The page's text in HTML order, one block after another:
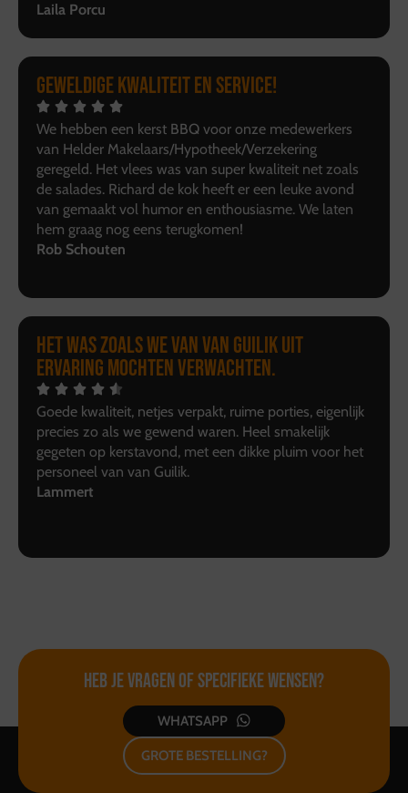
Laila Porcu
Geweldige kwaliteit en service!
We hebben een kerst BBQ voor onze medewerkers
van Helder Makelaars/Hypotheek/Verzekering
geregeld. Het vlees was van super kwaliteit net zoals
de salades. Richard de kok heeft er een leuke avond
van gemaakt vol humor en enthousiasme. We laten
hem graag nog eens terugkomen!
Rob Schouten
Het was zoals we van van Guilik uit
ervaring mochten verwachten.
Goede kwaliteit, netjes verpakt, ruime porties, eigenlijk
precies zo als we gewend waren. Heel smakelijk
gegeten op kerstavond, met een dikke pluim voor het
personeel van van Guilik.
Lammert
Heb je vragen ofspecifieke wensen?
WHATSAPP
GROTE BESTELLING?